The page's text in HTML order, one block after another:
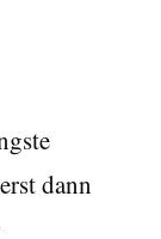
dann